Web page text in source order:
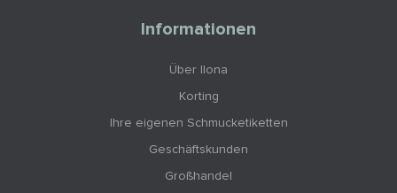
Informationen
Über Ilona
Korting
Ihre eigenen Schmucketiketten
Geschäftskunden
Großhandel